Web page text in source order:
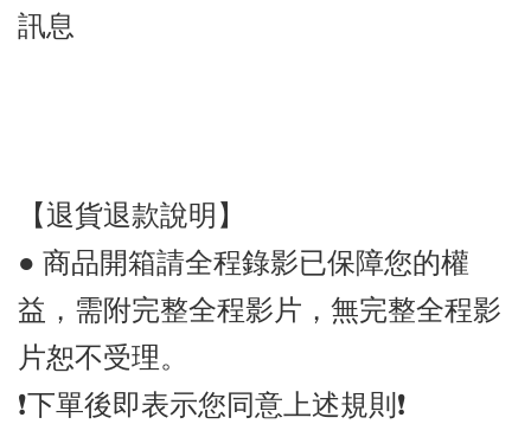
訊息
【退貨退款說明】
● 商品開箱請全程錄影已保障您的權
益，需附完整全程影片，無完整全程影
片恕不受理。
❗️下單後即表示您同意上述規則❗️